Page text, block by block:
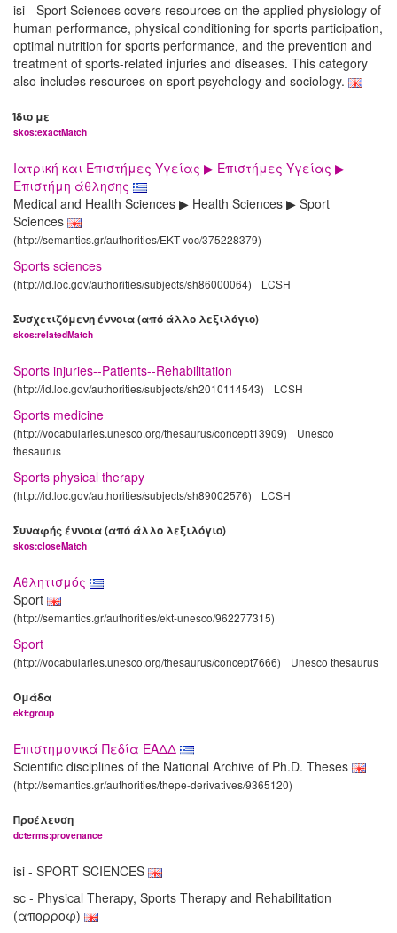
isi - Sport Sciences covers resources on the applied physiology of
human performance, physical conditioning for sports participation,
optimal nutrition for sports performance, and the prevention and
treatment of sports-related injuries and diseases. This category
also includes resources on sport psychology and sociology.
Ίδιο με
skos:exactMatch
Ιατρική και Επιστήμες Υγείας ▶ Επιστήμες Υγείας ▶
Επιστήμη άθλησης
Medical and Health Sciences ▶ Health Sciences ▶ Sport
Sciences
(http://semantics.gr/authorities/EKT-voc/375228379)
Sports sciences
(http://id.loc.gov/authorities/subjects/sh86000064) LCSH
Συσχετιζόμενη έννοια (από άλλο λεξιλόγιο)
skos:relatedMatch
Sports injuries--Patients--Rehabilitation
(http://id.loc.gov/authorities/subjects/sh2010114543) LCSH
Sports medicine
(http://vocabularies.unesco.org/thesaurus/concept13909)
Unesco
thesaurus
Sports physical therapy
(http://id.loc.gov/authorities/subjects/sh89002576) LCSH
Συναφής έννοια (από άλλο λεξιλόγιο)
skos:closeMatch
Αθλητισμός
Sport
(http://semantics.gr/authorities/ekt-unesco/962277315)
Sport
(http://vocabularies.unesco.org/thesaurus/concept7666) Unesco thesaurus
Ομάδα
ekt:group
Επιστημονικά Πεδία ΕΑΔΔ
Scientific disciplines of the National Archive of Ph.D. Theses
(http://semantics.gr/authorities/thepe-derivatives/9365120)
Προέλευση
dcterms:provenance
isi - SPORT SCIENCES
sc - Physical Therapy, Sports Therapy and Rehabilitation
(απορροφ)